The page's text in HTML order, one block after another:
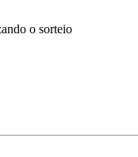
o sorteio